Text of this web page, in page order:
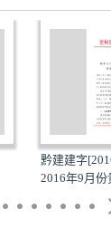
黔建建字
2016年9月份